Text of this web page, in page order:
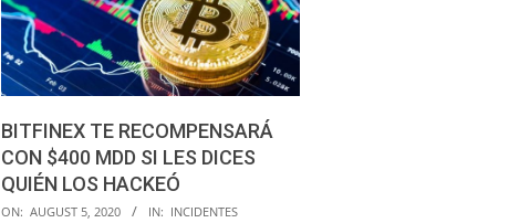
BITFINEX TE RECOMPENSARÁ
CON $400 MDD SI LES DICES
QUIÉN LOS HACKEÓ
2020-
ON: AUGUST 5, 2020 IN: INCIDENTES